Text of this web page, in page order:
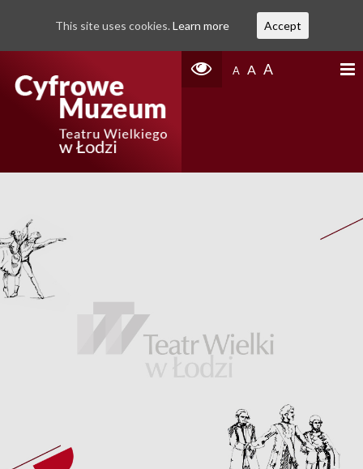
A A A
This site uses cookies. Learn more Accept